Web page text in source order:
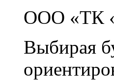
ООО «ТК
Выбирая